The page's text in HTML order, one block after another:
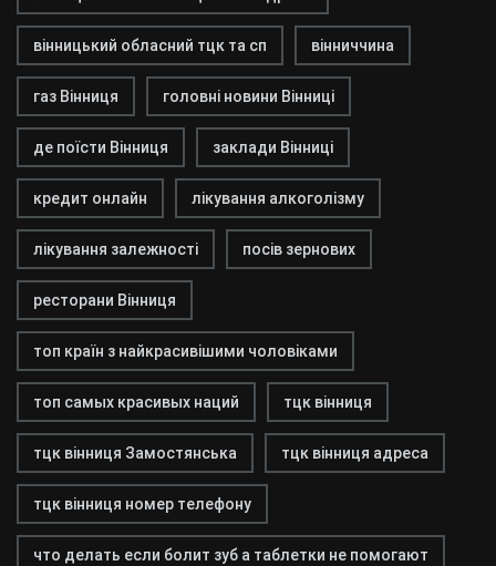
вінницький обласний тцк та сп вінниччина
газ Вінниця головні новини Вінниці
де поїсти Вінниця заклади Вінниці
кредит онлайн лікування алкоголізму
лікування залежності посів зернових
ресторани Вінниця
топ країн з найкрасивішими чоловіками
топ самых красивых наций тцк вінниця
тцк вінниця Замостянська тцк вінниця адреса
тцк вінниця номер телефону
что делать если болит зуб а таблетки не помогают